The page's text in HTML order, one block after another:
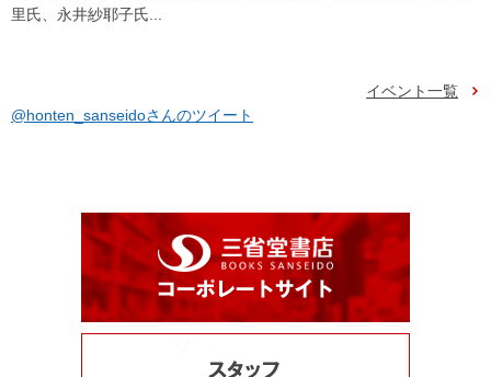
里氏、永井紗耶子氏...
イベント一覧
@honten_sanseidoさんのツイート